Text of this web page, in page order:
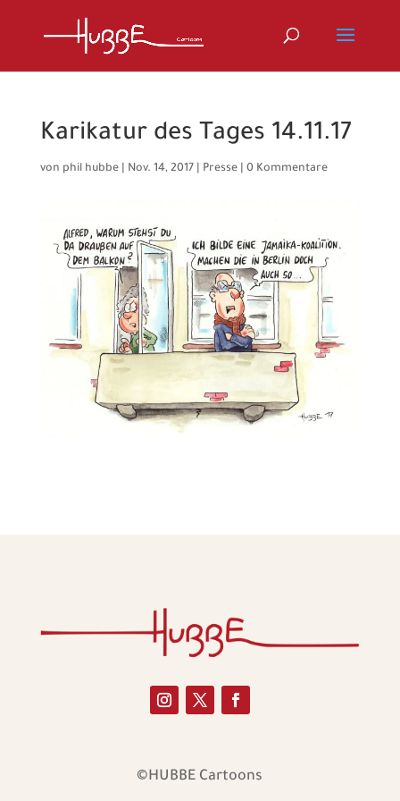
Karikatur des Tages 14.11.17
von phil hubbe| Nov. 14, 2017 Presse| 0 Kommentare
©HUBBE Cartoons